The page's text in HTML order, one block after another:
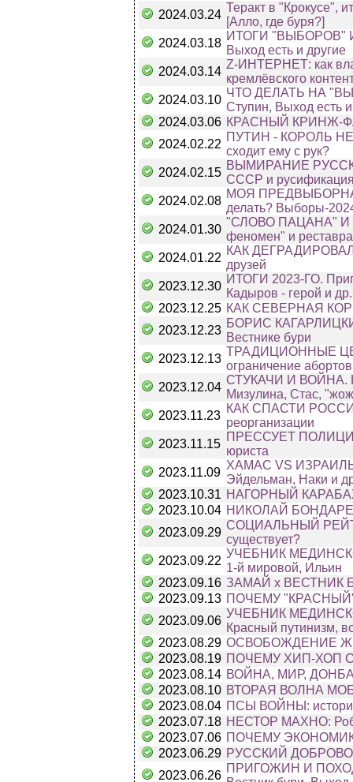
2024.03.24
Теракт в "Крокусе",
[Алло, где буря?]
2024.03.18
ИТОГИ "ВЫБОРОВ" И
Выход есть и другие
2024.03.14
Z-ИНТЕРНЕТ: как
кремлёвского
2024.03.10
ЧТО ДЕЛАТЬ НА
Ступин, Выход есть
2024.03.06 КРАСНЫЙ КРИНЖ-
2024.02.22
ПУТИН - КОРОЛЬ
сходит ему с рук?
2024.02.15
ВЫМИРАНИЕ
СССР и
2024.02.08
МОЯ
делать? Выборы-
2024.01.30
"СЛОВО ПАЦАНА" И
феномен" и
2024.01.22
КАК ДЕГРАДИРОВАЛ
друзей
2023.12.30
ИТОГИ 2023-ГО.
Кадыров - герой и др.
2023.12.25 КАК СЕВЕРНАЯ
2023.12.23
БОРИС
Вестнике бури
2023.12.13
ТРАДИЦИОННЫЕ
ограничение
2023.12.04
СТУКАЧИ И ВОЙНА.
Мизулина, Стас,
2023.11.23
КАК СПАСТИ
реорганизации
2023.11.15
ПРЕССУЕТ ПОЛИЦИЯ:
юриста
2023.11.09
ХАМАС VS ИЗРАИЛЬ
Эйдельман, Наки и
2023.10.31 НАГОРНЫЙ КАРАБАХ.
2023.10.04 НИКОЛАЙ
2023.09.29
СОЦИАЛЬНЫЙ
существует?
2023.09.22
УЧЕБНИК
1-й мировой, Ильин
2023.09.16 ЗАМАЙ x ВЕСТНИК
2023.09.13 ПОЧЕМУ "КРАСНЫЙ"
2023.09.06
УЧЕБНИК
Красный путинизм,
2023.08.29 ОСВОБОЖДЕНИЕ
2023.08.19 ПОЧЕМУ ХИП-ХОП
2023.08.14 ВОЙНА, МИР,
2023.08.10 ВТОРАЯ ВОЛНА
2023.08.04 ПСЫ ВОЙНЫ:
2023.07.18 НЕСТОР МАХНО:
2023.07.06 ПОЧЕМУ
2023.06.29 РУССКИЙ
2023.06.26
ПРИГОЖИН И ПОХОД